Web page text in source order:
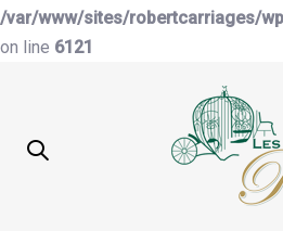
/var/www/sites/robertcarriages/
on line 6121